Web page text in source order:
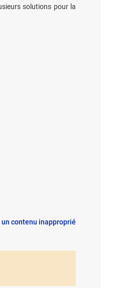
solutions pour la
contenu inapproprié